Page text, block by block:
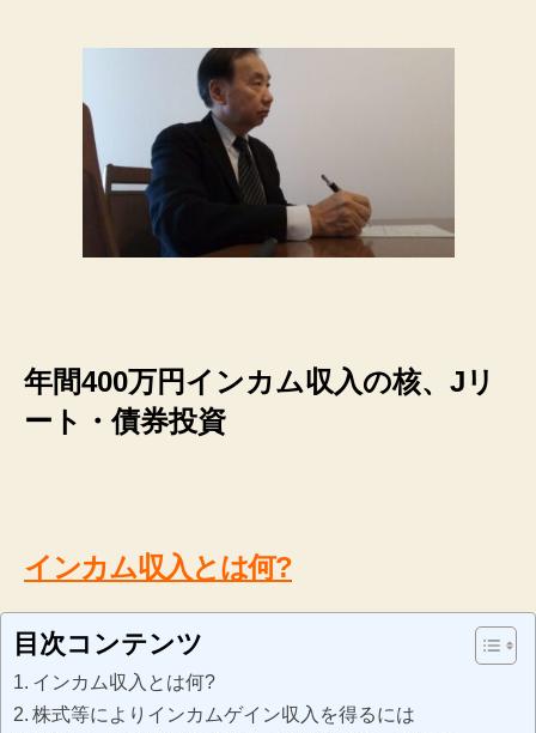
年間400万円インカム収入の核、Jリ
ート・債券投資
インカム収入とは何?
目次コンテンツ
インカム収入とは何?
株式等によりインカムゲイン収入を得るには